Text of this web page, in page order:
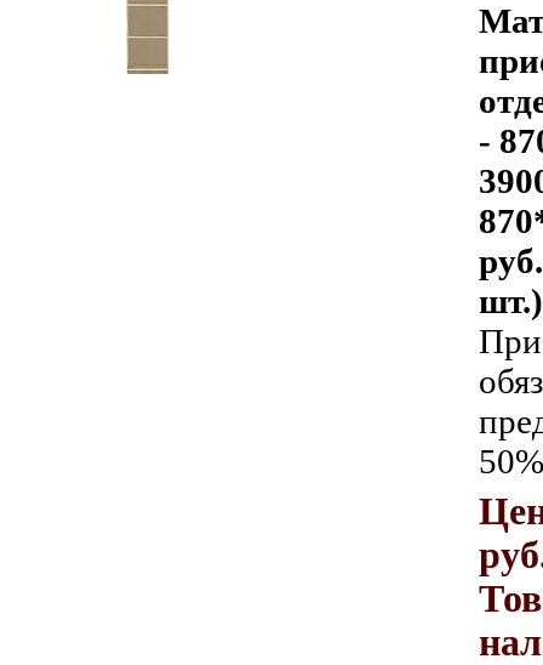
-
шт.)
При